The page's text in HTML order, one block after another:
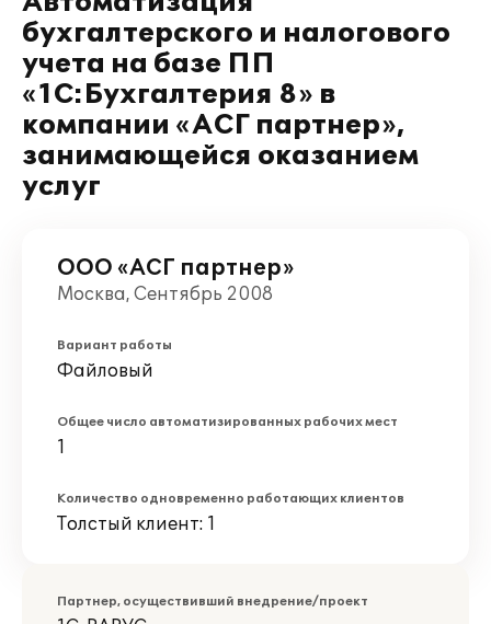
бухгалтерского и налогового
учета на базе ПП
«1С:Бухгалтерия 8» в
компании «АСГ партнер»,
занимающейся оказанием
услуг
ООО «АСГ партнер»
Москва, Сентябрь 2008
Вариант работы
Файловый
Общее число автоматизированных рабочих мест
1
Количество одновременно работающих клиентов
Толстый клиент: 1
Партнер, осуществивший внедрение/проект